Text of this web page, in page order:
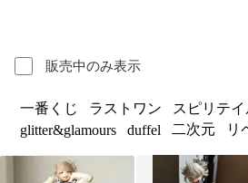
販売中のみ表示
一番くじ ラストワン スピリテ
glitter&glamours
duffel 二次元 リ